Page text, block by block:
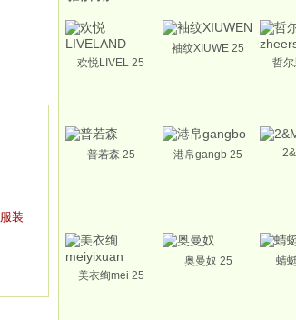
服装
欢悦LIVEL 25
袖纹XIUWE 25
哲
普若森 25 港帛gangb 25
美衣绚mei 25
奥曼奴 25 蜻